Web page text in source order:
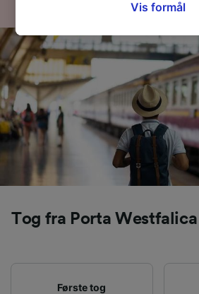
Tog fra Porta
Første tog
siden om privatlivspolitik.
browsingdata. Dine data vil
sporingsformål, hvis du har
spore dig.
Vi og vores partnere
levere:
Bruge præcise geografiske
placeringsoplysninger. Aktivt
enhedskarakteristika til
Opbevare og/eller tilgå
målgruppeundersøgelser og
Liste over partnere
Vis formål